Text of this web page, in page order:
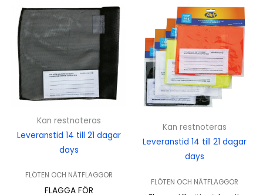
Kan restnoteras
Leveranstid 14 till 21 dagar
days
FLÖTEN OCH NÄTFLAGGOR
FLAGGA FÖR
Kan restnoteras
Leveranstid 14 till 21 dagar
days
FLÖTEN OCH NÄTFLAGGOR